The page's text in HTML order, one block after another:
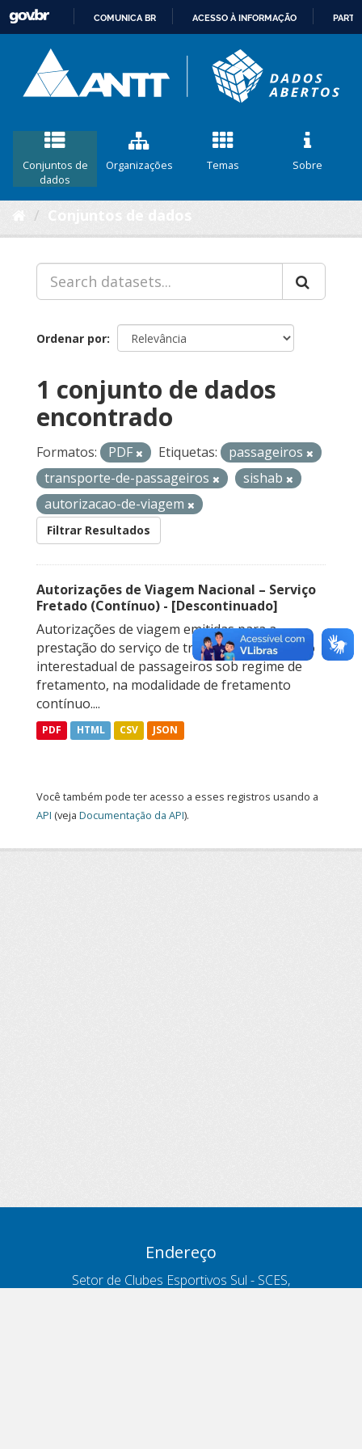
CONTEÚDO
COMUNICA BR ACESSO À INFORMAÇÃO
Conjuntos de
dados
Organizações Temas Sobre
Ordenar por
1 conjunto de dados
encontrado
Formatos: PDF Etiquetas:
passageiros
transporte-de-passageiros
sishab
autorizacao-de-viagem
Filtrar Resultados
Autorizações de Viagem Nacional – Serviço
Fretado (Contínuo) - [Descontinuado]
Autorizações de viagem emitidas para a
prestação do serviço de transporte rodoviário
interestadual de passageiros sob regime de
fretamento, na modalidade de fretamento
contínuo....
PDF HTML CSV JSON
Você também pode ter acesso a esses registros usando a
API (veja Documentação da API).
Endereço
Setor de Clubes Esportivos Sul - SCES,